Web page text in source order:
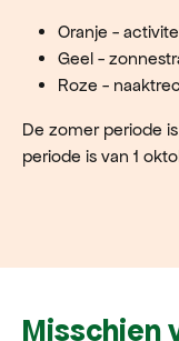
Oranje -
Geel -
Roze -
De zomer periode
periode is van 1
Misschien